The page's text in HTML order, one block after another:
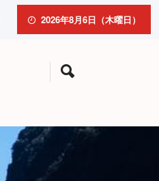
2026年8月6日（木曜日）